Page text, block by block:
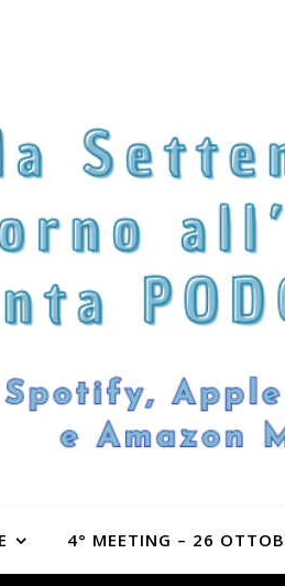
4° MEETING – 26